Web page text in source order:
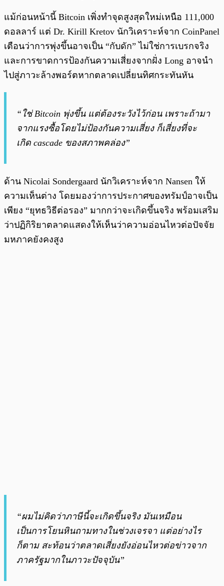
แม้ก่อนหน้านี้ Bitcoin เพิ่งทำจุดสูงสุดใหม่เหนือ 111,000
ดอลลาร์ แต่ Dr. Kirill Kretov นักวิเคราะห์จาก CoinPanel
เตือนว่าการพุ่งขึ้นอาจเป็น “กับดัก” ไม่ใช่การเบรกจริง
และการขาดการป้องกันความเสี่ยงจากฝั่ง Long อาจนำ
ไปสู่ภาวะล้างพอร์ตหากตลาดเปลี่ยนทิศกระทันหัน
“ใช่ Bitcoin พุ่งขึ้น แต่ต้องระวังไว้ก่อน เพราะถ้ามา
จากแรงซื้อโดยไม่ป้องกันความเสี่ยง ก็เสี่ยงที่จะ
เกิด cascade ของสภาพคล่อง”
ด้าน Nicolai Sondergaard นักวิเคราะห์จาก Nansen ให้
ความเห็นต่าง โดยมองว่าการประกาศของทรัมป์อาจเป็น
เพียง “ยุทธวิธีต่อรอง” มากกว่าจะเกิดขึ้นจริง พร้อมเสริม
ว่าปฏิกิริยาตลาดแสดงให้เห็นว่าความอ่อนไหวต่อปัจจัย
มหภาคยังคงสูง
“ผมไม่คิดว่าภาษีนี้จะเกิดขึ้นจริง มันเหมือน
เป็นการโยนหินถามทางในช่วงเจรจา แต่อย่างไร
ก็ตาม สะท้อนว่าตลาดเสี่ยงยังอ่อนไหวต่อข่าวจาก
ภาครัฐมากในภาวะปัจจุบัน”